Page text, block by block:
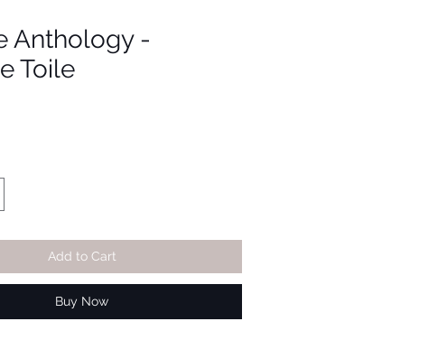
Anthology -
Toile
Add to Cart
Buy Now